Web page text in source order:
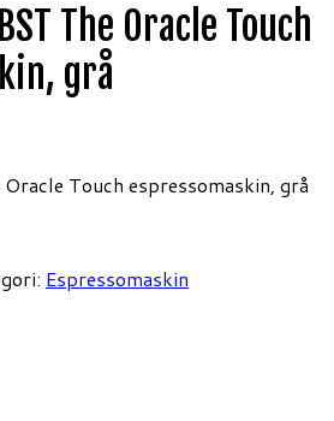
The Oracle Touch
grå
Touch espressomaskin, grå
Espressomaskin